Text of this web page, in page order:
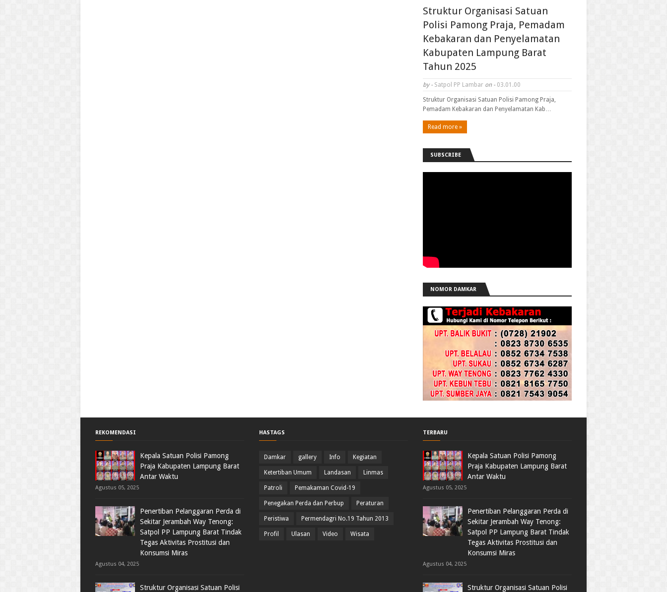
Struktur Organisasi Satuan
Polisi Pamong Praja, Pemadam
Kebakaran dan Penyelamatan
Kabupaten Lampung Barat
Tahun 2025
by - Satpol PP Lambar on - 03.01.00
Struktur Organisasi Satuan Polisi Pamong Praja,
Pemadam Kebakaran dan Penyelamatan Kab…
Read more »
SUBSCRIBE
NOMOR DAMKAR
REKOMENDASI
Kepala Satuan Polisi Pamong
Praja Kabupaten Lampung Barat
Antar Waktu
Agustus 05, 2025
Penertiban Pelanggaran Perda di
Sekitar Jerambah Way Tenong:
Satpol PP Lampung Barat Tindak
Tegas Aktivitas Prostitusi dan
Konsumsi Miras
Agustus 04, 2025
Struktur Organisasi Satuan Polisi
HASTAGS
Damkar gallery Info Kegiatan
Ketertiban Umum Landasan Linmas
Patroli Pemakaman Covid-19
Penegakan Perda dan Perbup Peraturan
Peristiwa Permendagri No.19 Tahun 2013
Profil Ulasan Video Wisata
TERBARU
Kepala Satuan Polisi Pamong
Praja Kabupaten Lampung Barat
Antar Waktu
Agustus 05, 2025
Penertiban Pelanggaran Perda di
Sekitar Jerambah Way Tenong:
Satpol PP Lampung Barat Tindak
Tegas Aktivitas Prostitusi dan
Konsumsi Miras
Agustus 04, 2025
Struktur Organisasi Satuan Polisi